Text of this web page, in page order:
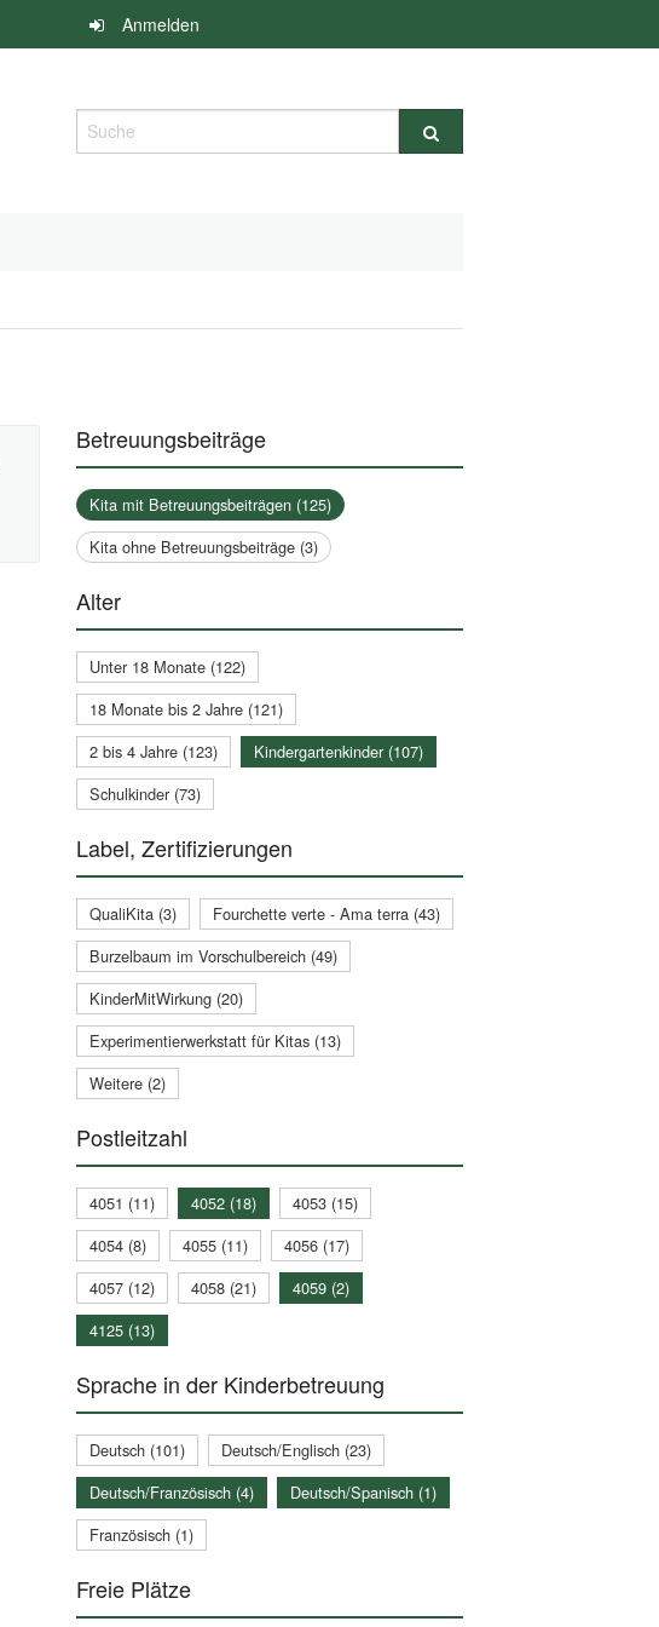
Anmelden
Suche
Betreuungsbeiträge
Kita mit Betreuungsbeiträgen (125)
Kita ohne Betreuungsbeiträge (3)
Alter
Unter 18 Monate (122)
18 Monate bis 2 Jahre (121)
2 bis 4 Jahre (123)
Kindergartenkinder (107)
Schulkinder (73)
Label, Zertifizierungen
QualiKita (3)
Fourchette verte - Ama terra (43)
Burzelbaum im Vorschulbereich (49)
KinderMitWirkung (20)
Experimentierwerkstatt für Kitas (13)
Weitere (2)
Postleitzahl
4051 (11) 4052 (18)
4053 (15)
4054 (8)
4055 (11)
4056 (17)
4057 (12)
4058 (21)
4059 (2)
4125 (13)
Sprache in der Kinderbetreuung
Deutsch (101)
Deutsch/Englisch (23)
Deutsch/Französisch (4)
Deutsch/Spanisch (1)
Französisch (1)
Freie Plätze